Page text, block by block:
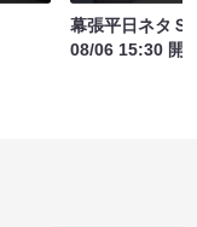
幕張平日ネタＳ
08/06 15:30 開